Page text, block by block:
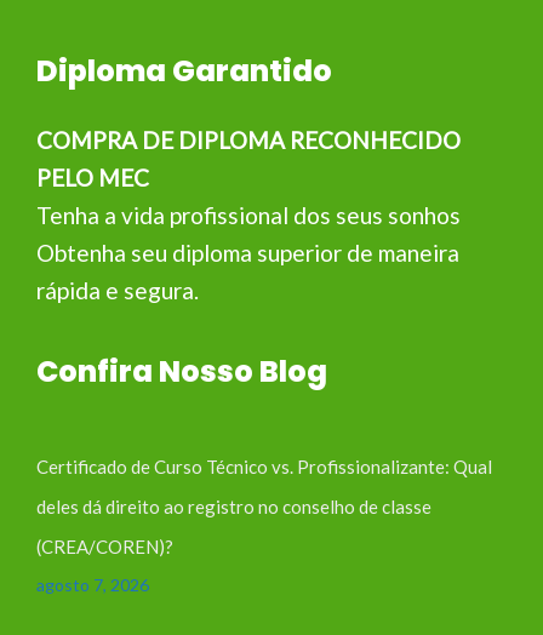
Diploma Garantido
COMPRA DE DIPLOMA RECONHECIDO
PELO MEC
Tenha a vida profissional dos seus sonhos
Obtenha seu diploma superior de maneira
rápida e segura.
Confira Nosso Blog
Certificado de Curso Técnico vs. Profissionalizante: Qual
deles dá direito ao registro no conselho de classe
(CREA/COREN)?
agosto 7, 2026